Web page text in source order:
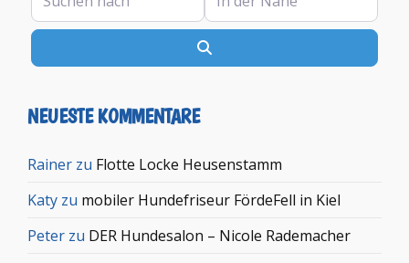
NEUESTE KOMMENTARE
Rainer zu Flotte Locke Heusenstamm
Katy zu mobiler Hundefriseur FördeFell in Kiel
Peter zu DER Hundesalon – Nicole Rademacher